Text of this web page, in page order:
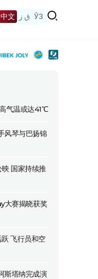
中文 ق ز ЎЗ
气温或达41℃
风琴与巴扬锦
国家持续推
大赛揭晓获奖
飞行员和空
斯塔纳完成演